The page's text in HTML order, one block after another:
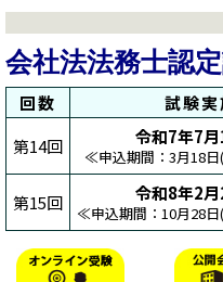
会社法法務士認
回数 試験実
第14回 令和7年7
≪申込期間：3月18
第15回 令和8年2
≪申込期間：10月28